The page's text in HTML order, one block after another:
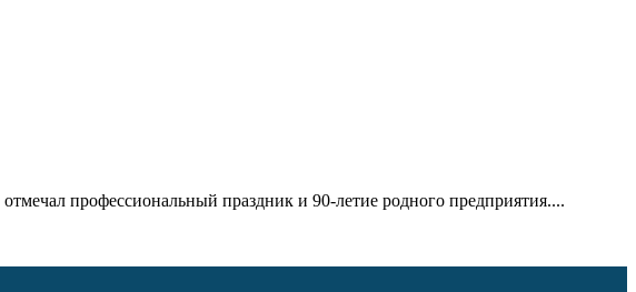
профессиональный праздник и 90-летие родного предприятия....